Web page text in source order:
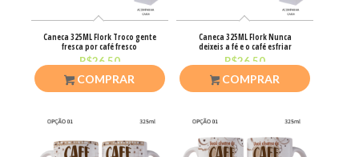
Caneca 325ML Flork Troco gente
fresca por café fresco
R$26,50
COMPRAR
Caneca 325ML Flork Nunca
deixeis a fé e o café esfriar
R$26,50
COMPRAR